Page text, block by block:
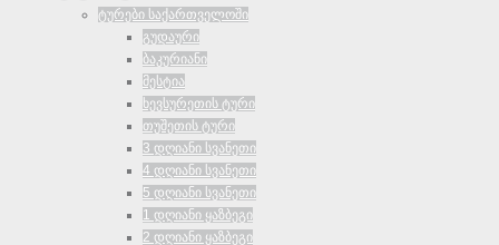
ტურები საქართველოში
გუდაური
ბაკურიანი
მესტია
ხევსურეთის ტური
თუშეთის ტური
3 დღიანი სვანეთი
4 დღიანი სვანეთი
5 დღიანი სვანეთი
1 დღიანი ყაზბეგი
2 დღიანი ყაზბეგი